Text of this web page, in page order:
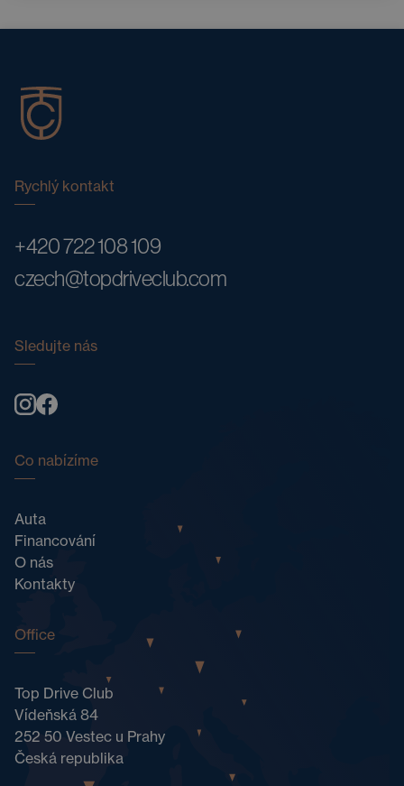
Rychlý kontakt
+420 722 108 109
czech@topdriveclub.com
Sledujte nás
Co nabízíme
Auta
Financování
O nás
Kontakty
Office
Top Drive Club
Vídeňská 84
252 50 Vestec u Prahy
Česká republika